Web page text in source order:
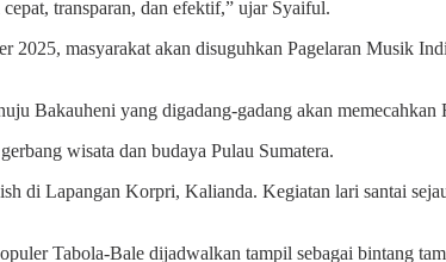
transparan, dan efektif,” ujar Syaiful.
2025, masyarakat akan disuguhkan Pagelaran Musik
Bakauheni yang digadang-gadang akan
wisata dan budaya Pulau Sumatera.
di Lapangan Korpri, Kalianda. Kegiatan lari santai
Tabola-Bale dijadwalkan tampil sebagai bintang